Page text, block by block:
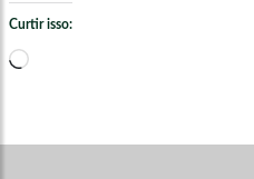
Curtir isso:
Carregando...